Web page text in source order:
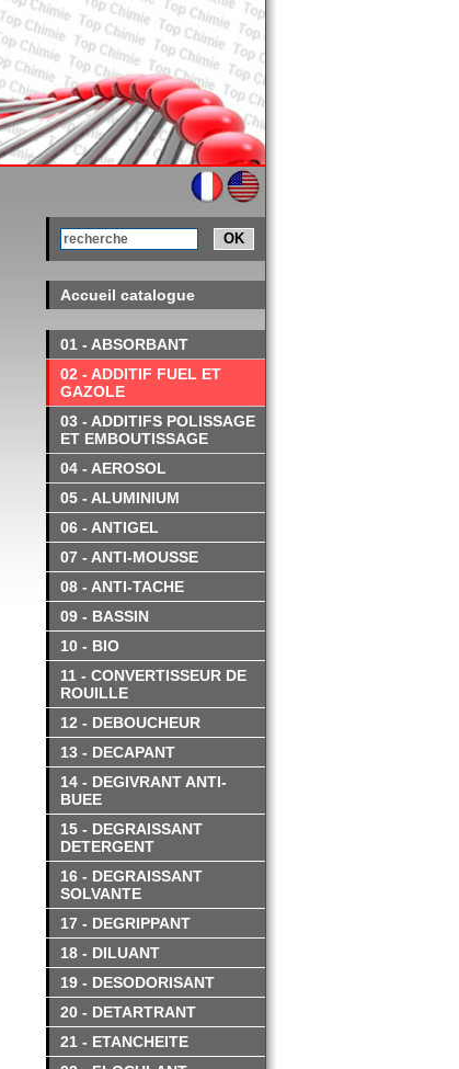
OK
Accueil catalogue
01 - ABSORBANT
02 - ADDITIF FUEL ET
GAZOLE
03 - ADDITIFS POLISSAGE
ET EMBOUTISSAGE
04 - AEROSOL
05 - ALUMINIUM
06 - ANTIGEL
07 - ANTI-MOUSSE
08 - ANTI-TACHE
09 - BASSIN
10 - BIO
11 - CONVERTISSEUR DE
ROUILLE
12 - DEBOUCHEUR
13 - DECAPANT
14 - DEGIVRANT ANTI-
BUEE
15 - DEGRAISSANT
DETERGENT
16 - DEGRAISSANT
SOLVANTE
17 - DEGRIPPANT
18 - DILUANT
19 - DESODORISANT
20 - DETARTRANT
21 - ETANCHEITE